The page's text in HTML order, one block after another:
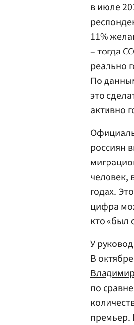
в июле
11%
– тогда
реально
По
это
активно
россиян
человек,
годах.
цифра
кто «был
У
В
по
премьер.